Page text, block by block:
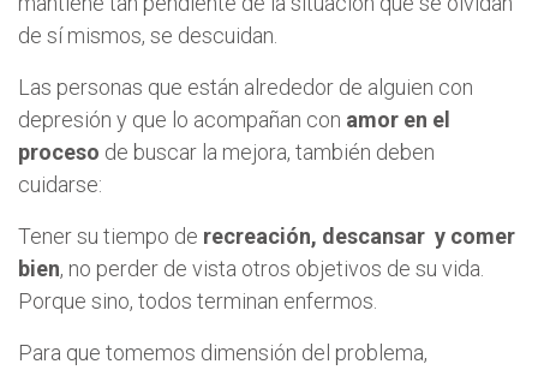
de sí mismos, se descuidan.
Las personas que están alrededor de alguien con
depresión y que lo acompañan con amor en el
proceso de buscar la mejora, también deben
cuidarse:
Tener su tiempo de recreación, descansar y comer
bien, no perder de vista otros objetivos de su vida.
Porque sino, todos terminan enfermos.
Para que tomemos dimensión del problema,